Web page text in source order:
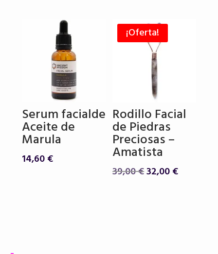
original
era:
26,00 €.
22,90 €.
Serum facialde
Aceite de
Marula
14,60€
¡Oferta!
Rodillo Facial
de Piedras
Preciosas –
Amatista
39,00€El
32,00€El